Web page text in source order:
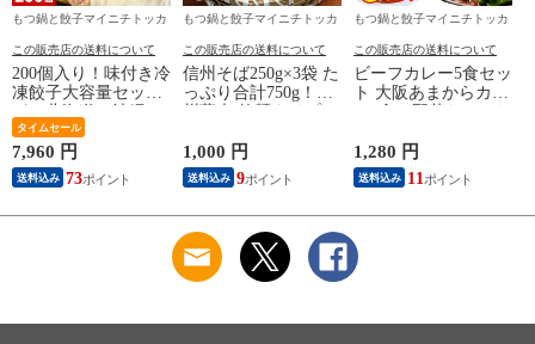
もつ鍋と餃子マイニチトッカ
この販売店の送料について
200個入り！味付き冷
凍餃子大容量セット
東北6県：追加送料必
要〉
タイムセール
7,960 円
送料込み 73
もつ鍋と餃子マイニチトッカ
この販売店の送料について
信州そば250g×3袋 た
っぷり合計750g！信
1,000 円
送料込み 9
もつ鍋と餃子マイニチトッカ
この販売店の送料について
ビーフカレー5食セッ
ト 大阪あまからカレ
1,280 円
送料込み 11